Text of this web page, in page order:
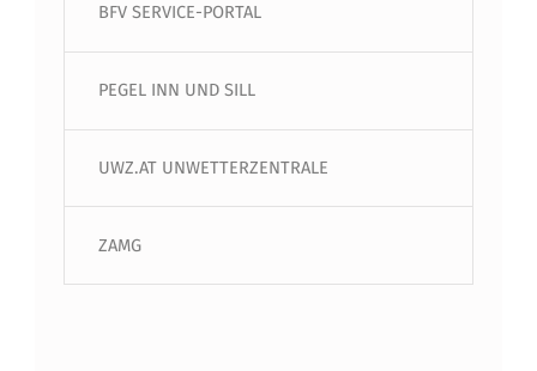
BFV SERVICE-PORTAL
PEGEL INN UND SILL
UWZ.AT UNWETTERZENTRALE
ZAMG